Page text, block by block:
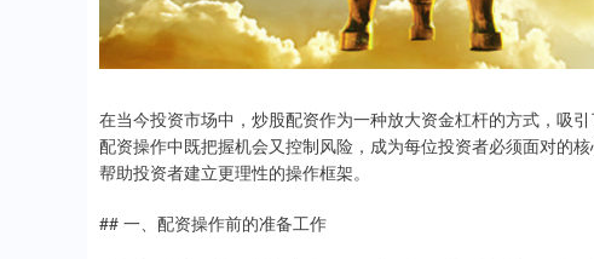
在当今投资市场中，炒股配资作为一种放大资金杠杆的方式，吸
配资操作中既把握机会又控制风险，成为每位投资者必须面对的
帮助投资者建立更理性的操作框架。
## 一、配资操作前的准备工作